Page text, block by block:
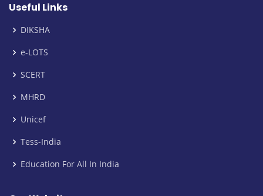
Useful Links
DIKSHA
e-LOTS
SCERT
MHRD
Unicef
Tess-India
Education For All In India